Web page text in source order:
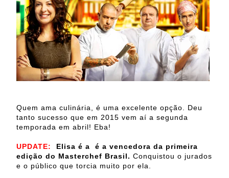
Quem ama culinária, é uma excelente opção. Deu
tanto sucesso que em 2015 vem aí a segunda
temporada em abril! Eba!
UPDATE: Elisa é a é a vencedora da primeira
edição do Masterchef Brasil. Conquistou o jurados
e o público que torcia muito por ela.